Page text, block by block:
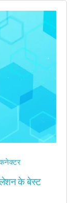
के बेस्ट